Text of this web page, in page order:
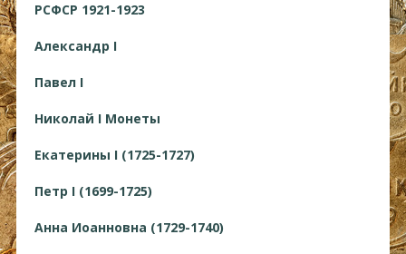
РСФСР 1921-1923
Александр I
Павел I
Николай I Монеты
Екатерины I (1725-1727)
Петр I (1699-1725)
Анна Иоанновна (1729-1740)